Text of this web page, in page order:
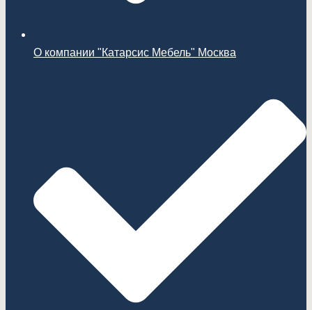
О компании "Катарсис Мебель" Москва